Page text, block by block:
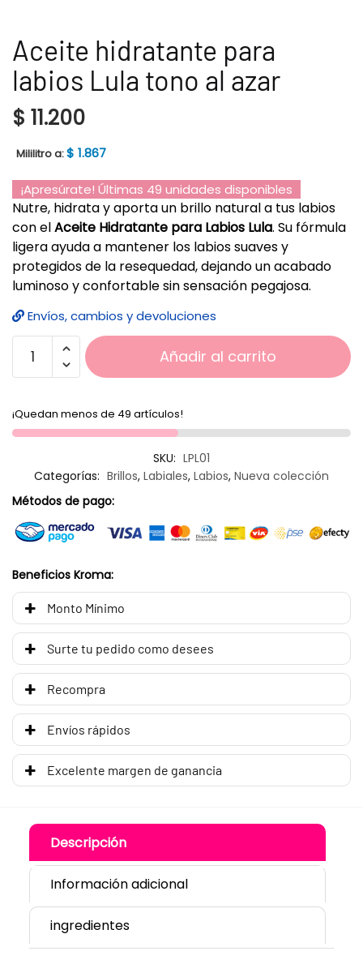
Aceite hidratante para
labios Lula tono al azar
$ 11.200
Mililitro a:$ 1.867
¡Apresúrate! Últimas 49 unidades disponibles
Nutre, hidrata y aporta un brillo natural a tus labios
con elAceite Hidratante para Labios Lula. Su fórmula
ligera ayuda a mantener los labios suaves y
protegidos de la resequedad, dejando un acabado
luminoso y confortable sin sensación pegajosa.
Envíos, cambios y devoluciones
Añadir al carrito
¡Quedan menos de 49 artículos!
SKU: LPL01
Categorías: Brillos, Labiales, Labios, Nueva colección
Métodos de pago:
Beneficios Kroma:
Monto Mínimo
Surte tu pedido como desees
Recompra
Envíos rápidos
Excelente margen de ganancia
Descripción
Información adicional
ingredientes